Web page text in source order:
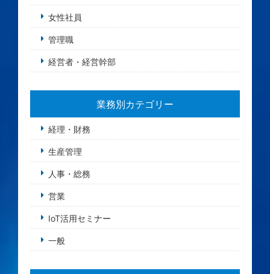
女性社員
管理職
経営者・経営幹部
業務別カテゴリー
経理・財務
生産管理
人事・総務
営業
IoT活用セミナー
一般